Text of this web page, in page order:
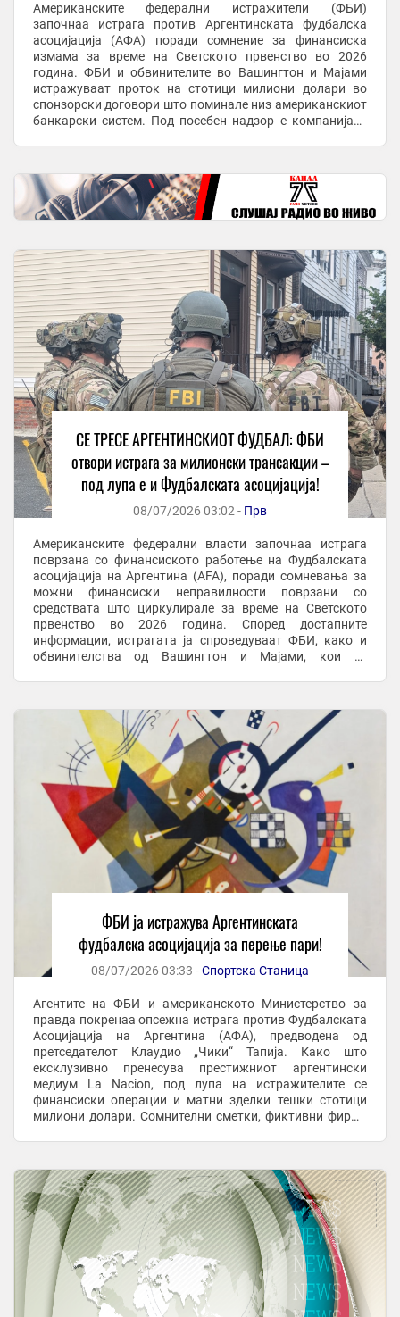
Американските федерални истражители (ФБИ)
започнаа истрага против Аргентинската фудбалска
асоцијација (АФА) поради сомнение за финансиска
измама за време на Светското првенство во 2026
година. ФБИ и обвинителите во Вашингтон и Мајами
истражуваат проток на стотици милиони долари во
спонзорски договори што поминале низ американскиот
банкарски систем. Под посебен надзор е компанијата
СЕ ТРЕСЕ АРГЕНТИНСКИОТ ФУДБАЛ: ФБИ
отвори истрага за милионски трансакции –
под лупа е и Фудбалската асоцијација!
08/07/2026 03:02 - Прв
Американските федерални власти започнаа истрага
поврзана со финансиското работење на Фудбалската
асоцијација на Аргентина (AFA), поради сомневања за
можни финансиски неправилности поврзани со
средствата што циркулирале за време на Светското
првенство во 2026 година. Според достапните
информации, истрагата ја спроведуваат ФБИ, како и
обвинителства од Вашингтон и Мајами, кои ги
ФБИ ја истражува Аргентинската
фудбалска асоцијација за перење пари!
08/07/2026 03:33 -Спортска Станица
Агентите на ФБИ и американското Министерство за
правда покренаа опсежна истрага против Фудбалската
Асоцијација на Аргентина (АФА), предводена од
претседателот Клаудио „Чики“ Тапија. Како што
ексклузивно пренесува престижниот аргентински
медиум La Nacion, под лупа на истражителите се
финансиски операции и матни зделки тешки стотици
милиони долари. Сомнителни сметки, фиктивни фирми